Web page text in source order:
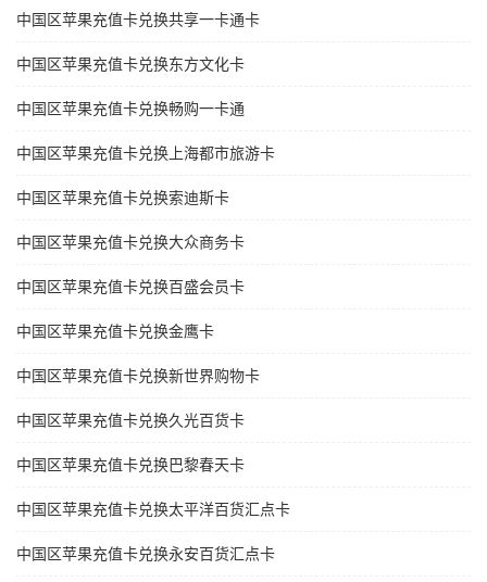
中国区苹果充值卡兑换共享一卡通卡
中国区苹果充值卡兑换东方文化卡
中国区苹果充值卡兑换畅购一卡通
中国区苹果充值卡兑换上海都市旅游卡
中国区苹果充值卡兑换索迪斯卡
中国区苹果充值卡兑换大众商务卡
中国区苹果充值卡兑换百盛会员卡
中国区苹果充值卡兑换金鹰卡
中国区苹果充值卡兑换新世界购物卡
中国区苹果充值卡兑换久光百货卡
中国区苹果充值卡兑换巴黎春天卡
中国区苹果充值卡兑换太平洋百货汇点卡
中国区苹果充值卡兑换永安百货汇点卡